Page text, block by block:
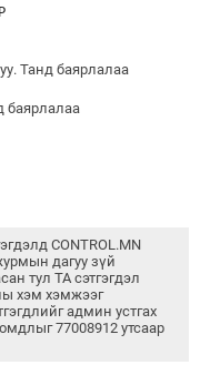
Танд баярлалаа
баярлалаа
CONTROL.MN
дагуу зүй
тул ТА сэтгэгдэл
хэм хэмжээг
админ устгах
77008912 утсаар